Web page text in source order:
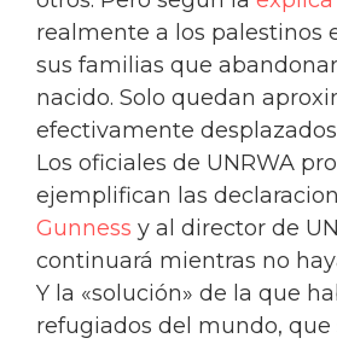
realmente a los palestinos
sus familias que
nacido. Solo quedan
efectivamente
Los oficiales de UNRWA
ejemplifican las
Gunness y al director de
continuará mientras no
Y la «solución» de la que
refugiados del mundo, que